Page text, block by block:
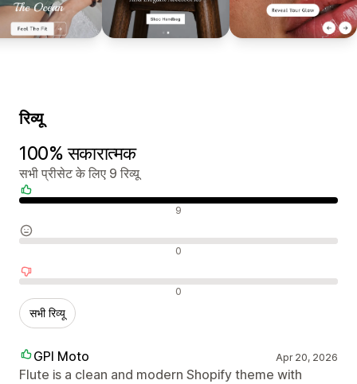
रिव्यू
100% सकारात्मक
सभी प्रीसेट के लिए 9 रिव्यू
9
0
0
सभी रिव्यू
GPI Moto Apr 20, 2026
Flute is a clean and modern Shopify theme with